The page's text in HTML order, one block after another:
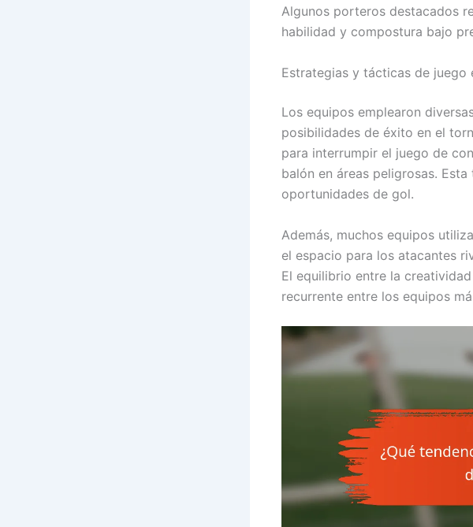
Algunos porteros destacados
habilidad y compostura bajo
Estrategias y tácticas de juego
Los equipos emplearon
posibilidades de éxito en el
para interrumpir el juego de
balón en áreas peligrosas.
oportunidades de gol.
Además, muchos equipos
el espacio para los atacantes
El equilibrio entre la
recurrente entre los equipos